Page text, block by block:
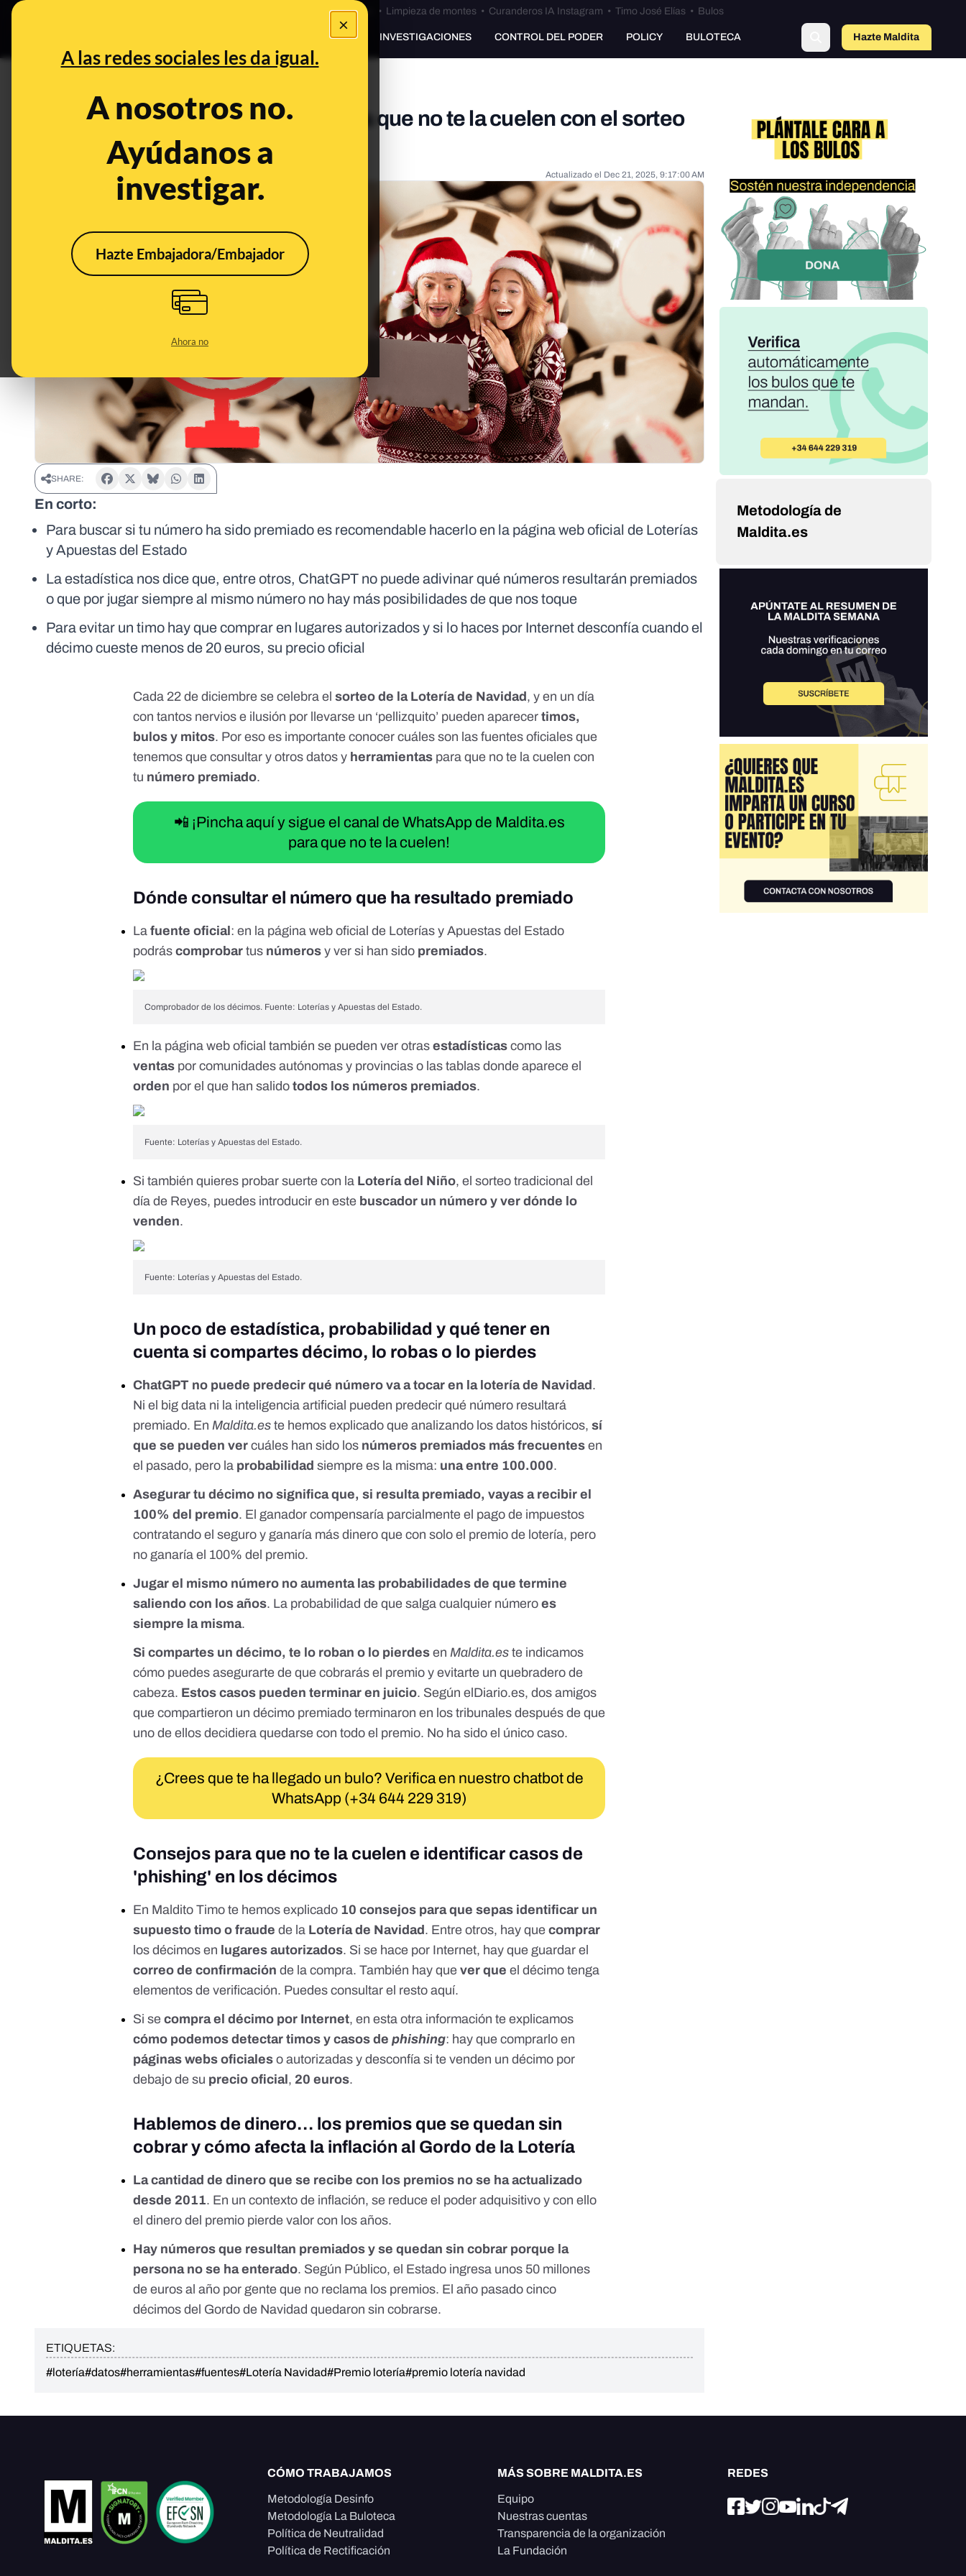
×
A las redes sociales les da igual.
A nosotros no.
Ayúdanos a
investigar.
Hazte Embajadora/Embajador
Ahora no
Bulos Ceuta • Limpieza de montes• Curanderos IA Instagram • Timo José Elías• Bulos
PREBUNKING INVESTIGACIONES CONTROL DEL PODER POLICY BULOTECA Hazte Maldito
a
Herramientas, datos y fuentes para que no te la cuelen con el sorteo
de Lotería de Navidad 2025
Dec 22, 2023, 3:07:29 PM Actualizado el Dec 21, 2025, 9:17:00 AM
SHARE:
En corto:
Para buscar si tu número ha sido premiado es recomendable hacerlo en la página web oficial de Loterías
y Apuestas del Estado
La estadística nos dice que, entre otros, ChatGPT no puede adivinar qué números resultarán premiados
o que por jugar siempre al mismo número no hay más posibilidades de que nos toque
Para evitar un timo hay que comprar en lugares autorizados y si lo haces por Internet desconfía cuando el
décimo cueste menos de 20 euros, su precio oficial
Cada 22 de diciembre se celebra elsorteo de la Lotería de Navidad , y en un día
con tantos nervios e ilusión por llevarse un ‘pellizquito’ pueden aparecertimos,
bulos y mitos. Por eso es importante conocer cuáles son las fuentes oficiales que
tenemos que consultar y otros datos y herramientas para que no te la cuelen con
tu número premiado.
📲 ¡Pincha aquí y sigue el canal de WhatsApp de Maldita.es
para que no te la cuelen!
Dónde consultar el número que ha resultado premiado
Lafuente oficial : en la página web oficial de Loterías y Apuestas del Estado
podráscomprobartus números y ver si han sido premiados.
Comprobador de los décimos. Fuente: Loterías y Apuestas del Estado.
En la página web oficial también se pueden ver otrasestadísticas como las
ventas por comunidades autónomas y provincias o lastablas donde aparece el
orden por el que han salidotodos los números premiados.
Fuente: Loterías y Apuestas del Estado.
Si también quieres probar suerte con la Lotería del Niño, el sorteo tradicional del
día de Reyes, puedes introducir en este buscador un número y ver dónde lo
venden.
Fuente: Loterías y Apuestas del Estado.
Un poco de estadística, probabilidad y qué tener en
cuenta si compartes décimo, lo robas o lo pierdes
ChatGPT no puede predecir qué número va a tocar en la lotería de Navidad .
Ni el big data ni la inteligencia artificial pueden predecir qué número resultará
premiado. EnMaldita.es te hemos explicado que analizando los datos históricos,sí
que se pueden vercuáles han sido los números premiados más frecuentesen
el pasado, pero la probabilidad siempre es la misma: una entre 100.000.
Asegurar tu décimo no significa que, si resulta premiado, vayas a recibir el
100% del premio. El ganador compensaría parcialmente el pago de impuestos
contratando el seguro y ganaría más dinero que con solo el premio de lotería, pero
no ganaría el 100% del premio.
Jugar el mismo número no aumenta las probabilidades de que termine
saliendo con los años. La probabilidad de que salga cualquier númeroes
siempre la misma.
Si compartes un décimo, te lo roban o lo pierdes enMaldita.es te indicamos
cómo puedes asegurarte de que cobrarás el premio y evitarte un quebradero de
cabeza. Estos casos pueden terminar en juicio. SegúnelDiario.es, dos amigos
que compartieron un décimo premiado terminaron en los tribunales después de que
uno de ellos decidiera quedarse con todo el premio. No ha sido el único caso.
¿Crees que te ha llegado un bulo? Verifica en nuestro chatbot de
WhatsApp (+34 644 229 319)
Consejos para que no te la cuelen e identificar casos de
'phishing' en los décimos
En Maldito Timo te hemos explicado 10 consejos para que sepas identificar un
supuesto timo o fraude de la Lotería de Navidad . Entre otros, hay quecomprar
los décimos en lugares autorizados. Si se hace por Internet, hay que guardar el
correo de confirmación de la compra. También hay quever queel décimo tenga
elementos de verificación. Puedes consultar el resto aquí.
Si secompra el décimo por Internet, en esta otra informaciónte explicamos
cómo podemos detectar timos y casos dephishing: hay que comprarlo en
páginas webs oficialeso autorizadas y desconfía si te venden un décimo por
debajo de su precio oficial , 20 euros.
Hablemos de dinero… los premios que se quedan sin
cobrar y cómo afecta la inflación al Gordo de la Lotería
La cantidad de dinero que se recibe con los premios no se ha actualizado
desde 2011. En un contexto de inflación, se reduce el poder adquisitivo y con ello
el dinero del premio pierde valor con los años.
Hay números que resultan premiados y se quedan sin cobrar porque la
persona no se ha enterado. Según Público, el Estado ingresa unos 50 millones
de euros al año por gente que no reclama los premios. El año pasado cinco
décimos del Gordo de Navidad quedaron sin cobrarse.
ETIQUETAS:
#lotería#datos#herramientas#fuentes#Lotería Navidad#Premio lotería#premio lotería navidad
Metodología de
Maldita.es
CÓMO TRABAJAMOS
Metodología Desinfo
Metodología La Buloteca
Política de Neutralidad
Política de Rectificación
MÁS SOBRE MALDITA.ES
Equipo
Nuestras cuentas
Transparencia de la organización
La Fundación
REDES